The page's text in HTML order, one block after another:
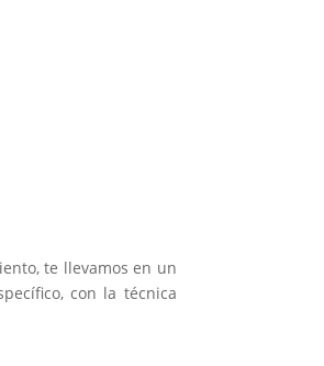
te llevamos en un
con la técnica